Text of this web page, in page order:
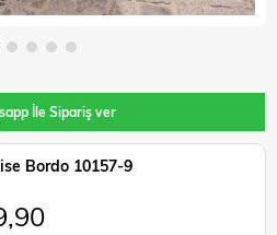
İle Sipariş ver
Bordo 10157-9